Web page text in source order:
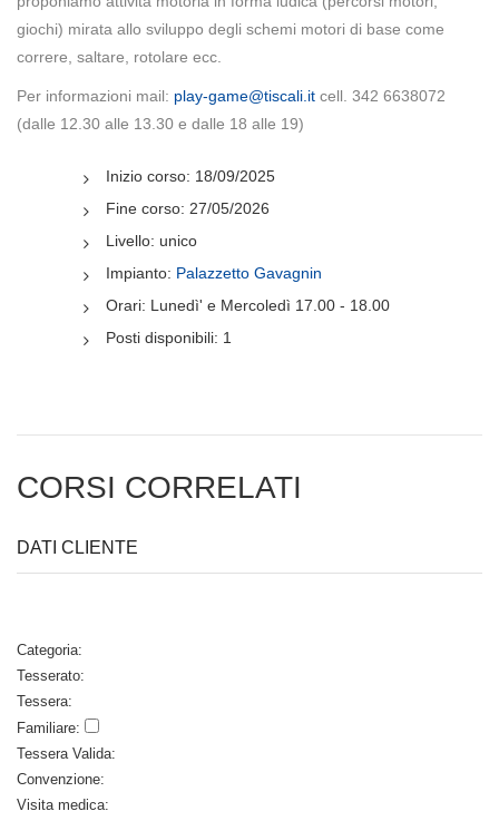
giochi) mirata allo sviluppo degli schemi motori di base come
correre, saltare, rotolare ecc.
Per informazioni mail: play-game@tiscali.it cell. 342 6638072
(dalle 12.30 alle 13.30 e dalle 18 alle 19)
Inizio corso: 18/09/2025
Fine corso: 27/05/2026
Livello: unico
Impianto: Palazzetto Gavagnin
Orari: Lunedì' e Mercoledì 17.00 - 18.00
Posti disponibili: 1
CORSI CORRELATI
DATI CLIENTE
Categoria:
Tesserato:
Tessera:
Familiare:
Tessera Valida:
Convenzione:
Visita medica: